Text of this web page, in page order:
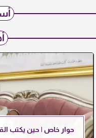
حوار خاص | حين يكتب